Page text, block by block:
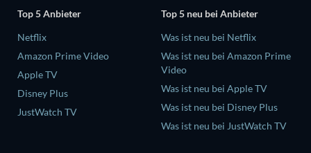
Top 5 Anbieter
Netflix
Amazon Prime Video
Apple TV
Disney Plus
JustWatch TV
Top 5 neu bei Anbieter
Was ist neu bei Netflix
Was ist neu bei Amazon Prime
Video
Was ist neu bei Apple TV
Was ist neu bei Disney Plus
Was ist neu bei JustWatch TV